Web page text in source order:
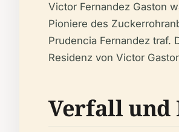
Victor Fernandez Gaston
Pioniere des
Prudencia Fernandez traf.
Residenz von Victor
Verfall und